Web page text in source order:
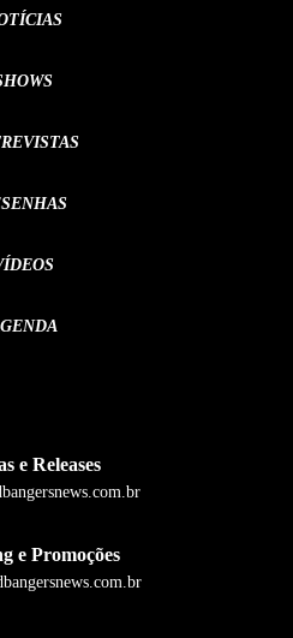
e Releases
e Promoções